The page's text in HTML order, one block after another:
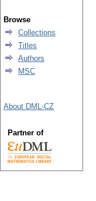
Browse
Collections
Titles
Authors
MSC
About DML-CZ
Partner of